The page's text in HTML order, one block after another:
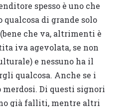
spesso è uno che
di grande solo
che va, altrimenti è
iva agevolata, se non
e nessuno ha il
qualcosa. Anche se i
Di questi signori
già falliti, mentre altri